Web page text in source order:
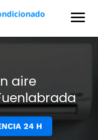
aire
24 H